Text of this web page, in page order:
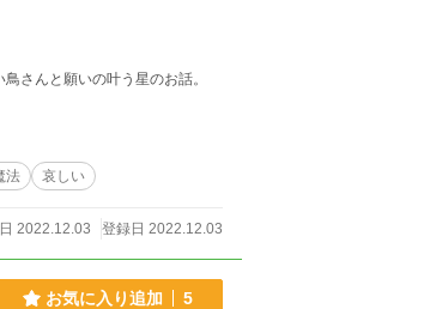
女：るりさんに恋する青い鳥さんと願いの叶う星のお話。
法 哀しい
2022.12.03 登録日 2022.12.03
お気に入り追加 5